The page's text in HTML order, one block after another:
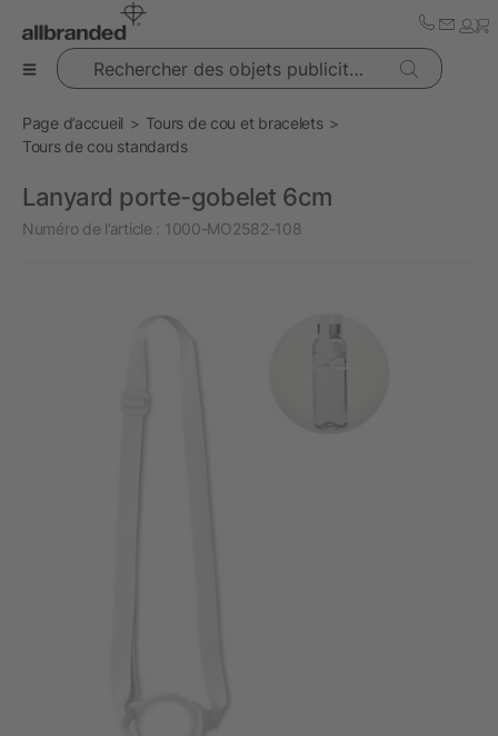
Rechercher des objets publicitaires
Page d’accueil
Tours de cou et bracelets
Tours de cou standards
Lanyard porte-gobelet 6cm
Numéro de l’article : 1000-MO2582-108